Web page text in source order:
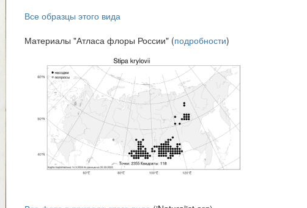
Все образцы этого вида
Материалы "Атласа флоры России" (подробности)